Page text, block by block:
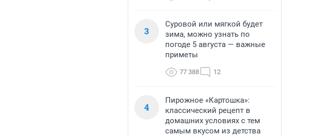
3
Суровой или мягкой будет
зима, можно узнать по
погоде 5 августа — важные
приметы
77 388 12
4
Пирожное «Картошка»:
классический рецепт в
домашних условиях с тем
самым вкусом из детства